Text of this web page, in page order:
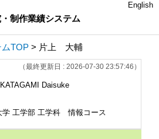
制作業績システム
English
TOP > 片上 大輔
（最終更新日 : 2026-07-30 23:57:46）
KATAGAMI Daisuke
学 工学部 工学科 情報コース